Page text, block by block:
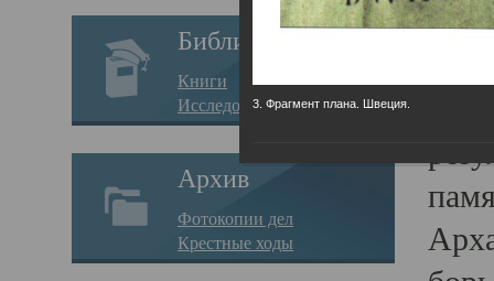
Библиотека
Книги
Исследования
Архив
Фотокопии дел
Крестные ходы
3. Фрагмент плана. Швеция.